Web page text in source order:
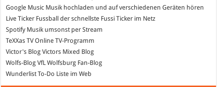
Google Music Musik hochladen und auf verschiedenen Geräten hören
Live Ticker Fussball der schnellste Fussi Ticker im Netz
SpotifyMusik umsonst per Stream
TeXXas TVOnline TV-Programm
Victor's Blog Victors Mixed Blog
Wolfs-Blog VfL Wolfsburg Fan-Blog
Wunderlist To-Do Liste im Web